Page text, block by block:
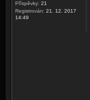
Příspěvky: 21
Registrován: 21. 12. 2017
14:49